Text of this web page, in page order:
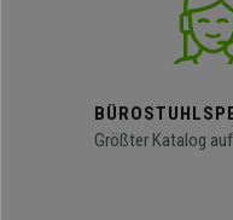
Größter Katalog